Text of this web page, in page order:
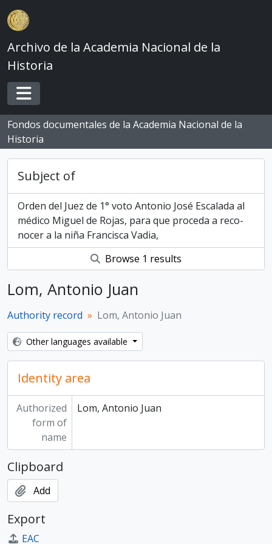
Skip to main content
Archivo de la Academia Nacional de la
Historia
Toggle navigation
Fondos documentales de la Academia Nacional de la
Historia
Subject of
Orden del Juez de 1° voto Antonio José Escalada al
médico Miguel de Rojas, para que proceda a reco­
nocer a la niña Francisca Vadia,
Browse 1 results
Lom, Antonio Juan
Authority record Lom, Antonio Juan
Other languages available
Identity area
Authorized
form of
name
Lom, Antonio Juan
Clipboard
Add
Export
EAC